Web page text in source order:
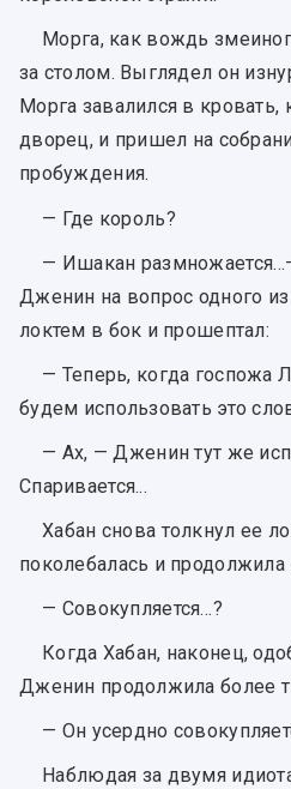
Морга, как вождь
за столом. Выглядел он
Морга завалился в
дворец, и пришел на
пробуждения.
— Где король?
— Ишакан
Дженин на вопрос одного
локтем в бок и прошептал:
— Теперь, когда госпожа
будем использовать это
— Ах, — Дженин тут же
Спаривается...
Хабан снова толкнул ее
поколебалась и
— Совокупляется…?
Когда Хабан, наконец,
Дженин продолжила более
— Он усердно
Наблюдая за двумя